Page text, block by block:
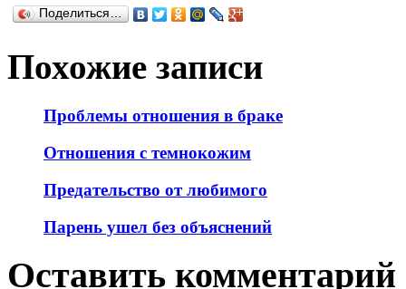
Поделиться…
Похожие записи
Проблемы отношения в браке
Отношения с темнокожим
Предательство от любимого
Парень ушел без объяснений
Оставить комментарий